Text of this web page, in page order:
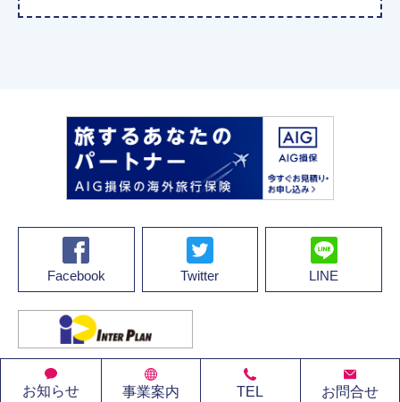
Facebook Twitter LINE
© 2022 株式会社インタープラン・コーポレーション
お知らせ 事業案内 TEL お問合せ